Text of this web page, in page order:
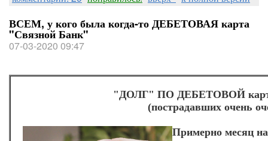
ВСЕМ, у кого была когда-то ДЕБЕТОВАЯ карта
"Связной Банк"
07-03-2020 09:47
"ДОЛГ" ПО ДЕБЕТОВОЙ
(пострадавших очень
Примерно месяц